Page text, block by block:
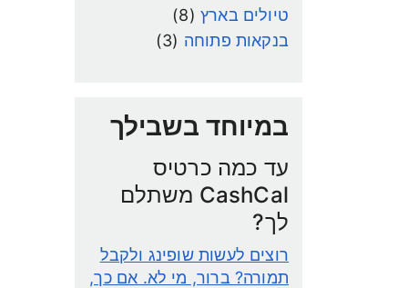
טיולים בארץ(8)
בנקאות פתוחה (3)
במיוחד בשבילך
עד כמה כרטיס
CashCal משתלם
לך?
רוצים לעשות שופינג ולקבל
תמורה? ברור, מי לא. אם כך,